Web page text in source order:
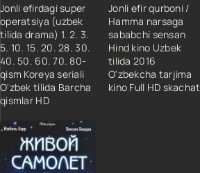
Jonli efirdagi super
operatsiya (uzbek
tilida drama) 1. 2. 3.
5. 10. 15. 20. 28. 30.
40. 50. 60. 70. 80-
qism Koreya seriali
O'zbek tilida Barcha
qismlar HD
Jonli efir qurboni /
Hamma narsaga
sababchi sensan
Hind kino Uzbek
tilida 2016
O'zbekcha tarjima
kino Full HD skachat